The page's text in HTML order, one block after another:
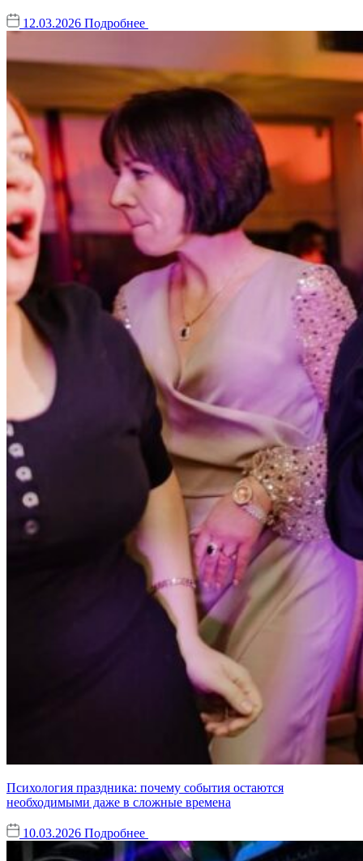
12.03.2026 Подробнее
Психология праздника: почему события остаются
необходимыми даже в сложные времена
10.03.2026 Подробнее